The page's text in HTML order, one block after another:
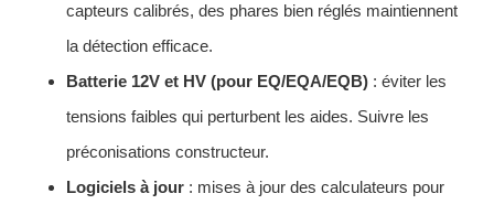
capteurs calibrés, des phares bien réglés maintiennent
la détection efficace.
Batterie 12V et HV (pour EQ/EQA/EQB) : éviter les
tensions faibles qui perturbent les aides. Suivre les
préconisations constructeur.
Logiciels à jour : mises à jour des calculateurs pour